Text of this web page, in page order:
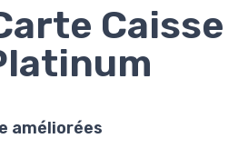
Caisse
améliorées